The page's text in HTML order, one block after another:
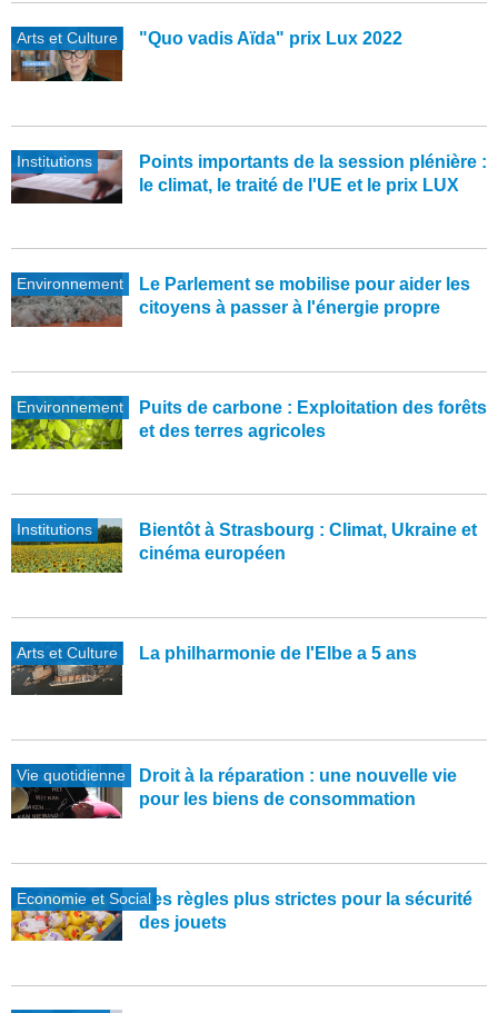
Arts et Culture "Quo vadis Aïda" prix Lux 2022
Institutions
Points importants de la session plénière :
le climat, le traité de l'UE et le prix LUX
Environnement
Le Parlement se mobilise pour aider les
citoyens à passer à l'énergie propre
Environnement
Puits de carbone : Exploitation des forêts
et des terres agricoles
Institutions
Bientôt à Strasbourg : Climat, Ukraine et
cinéma européen
Arts et Culture La philharmonie de l'Elbe a 5 ans
Vie quotidienne
Droit à la réparation : une nouvelle vie
pour les biens de consommation
Economie et SocialDes règles plus strictes pour la sécurité
des jouets